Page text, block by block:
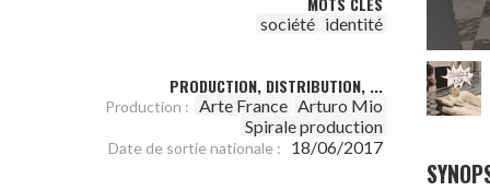
société identité
PRODUCTION, DISTRIBUTION, ...
Production : Arte France Arturo Mio
Spirale production
Date de sortie nationale : 18/06/2017